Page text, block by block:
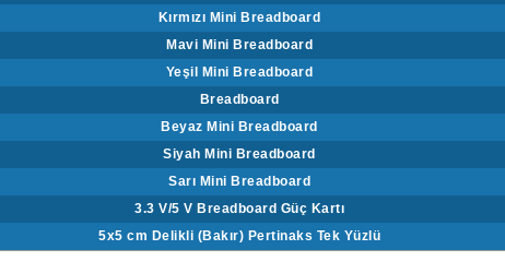
Kırmızı Mini Breadboard
Mavi Mini Breadboard
Yeşil Mini Breadboard
Breadboard
Beyaz Mini Breadboard
Siyah Mini Breadboard
Sarı Mini Breadboard
3.3 V/5 V Breadboard Güç Kartı
5x5 cm Delikli (Bakır) Pertinaks Tek Yüzlü